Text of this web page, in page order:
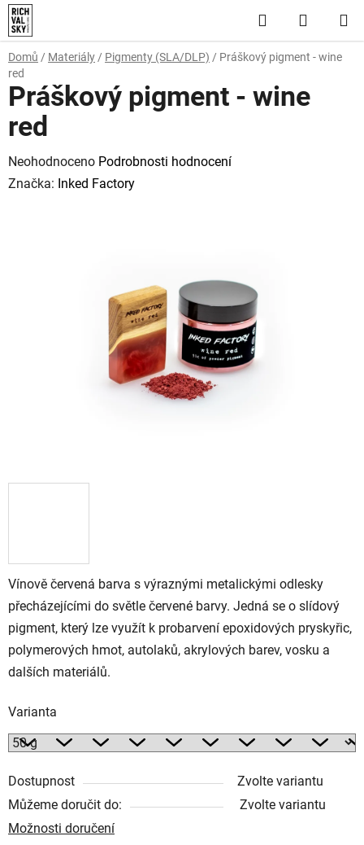
Přejít
na
obsah
Hledat
KOŠÍK
Domů / Materiály / Pigmenty (SLA/DLP) / Práškový pigment - wine
red
Vínově červená barva s výraznými metalickými odlesky
přecházejícími do světle červené barvy. Jedná se o slídový
pigment, který lze využít k probarvení epoxidových pryskyřic,
polymerových hmot, autolaků, akrylových barev, vosku a
dalších materiálů.
Varianta
Dostupnost
Zvolte variantu
Můžeme doručit do:
Zvolte variantu
Možnosti doručení
Práškový pigment - wine
red
Průměrné
hodnocení
Neohodnoceno Podrobnosti hodnocení
Značka: Inked Factory